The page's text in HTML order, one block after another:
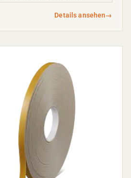
Details ansehen→